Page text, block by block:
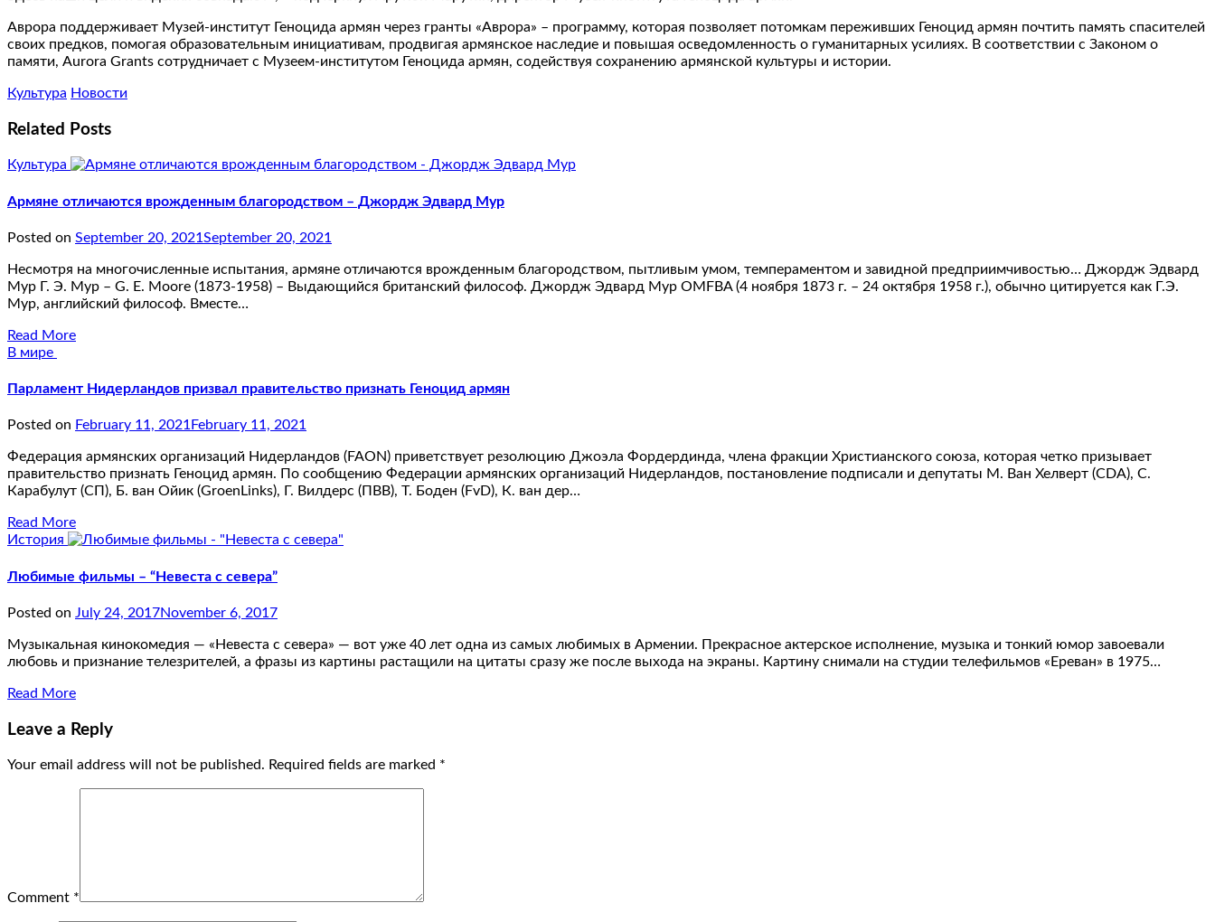
Аврора поддерживает Музей-институт Геноцида армян через гранты «Аврора» – программу, которая позволяет потомкам переживших Геноцид армян почтить память спасителей
своих предков, помогая образовательным инициативам, продвигая армянское наследие и повышая осведомленность о гуманитарных усилиях. В соответствии с Законом о
памяти, Aurora Grants сотрудничает с Музеем-институтом Геноцида армян, содействуя сохранению армянской культуры и истории.
Культура Новости
Related Posts
Культура
Армяне отличаются врожденным благородством – Джордж Эдвард Мур
Posted on September 20, 2021 September 20, 2021
Несмотря на многочисленные испытания, армяне отличаются врожденным благородством, пытливым умом, темпераментом и завидной предприимчивостью… Джордж Эдвард
Мур Г. Э. Мур – G. E. Moore (1873-1958) – Выдающийся британский философ. Джордж Эдвард Мур OMFBA (4 ноября 1873 г. – 24 октября 1958 г.), обычно цитируется как Г.Э.
Мур, английский философ. Вместе…
Read More
В мире
Парламент Нидерландов призвал правительство признать Геноцид армян
Posted on February 11, 2021February 11, 2021
Федерация армянских организаций Нидерландов (FAON) приветствует резолюцию Джоэла Фордердинда, члена фракции Христианского союза, которая четко призывает
правительство признать Геноцид армян. По сообщению Федерации армянских организаций Нидерландов, постановление подписали и депутаты М. Ван Хелверт (CDA), С.
Карабулут (СП), Б. ван Ойик (GroenLinks), Г. Вилдерс (ПВВ), Т. Боден (FvD), К. ван дер…
Read More
История
Любимые фильмы – “Невеста с севера”
Posted on July 24, 2017November 6, 2017
Музыкальная кинокомедия — «Невеста с севера» — вот уже 40 лет одна из самых любимых в Армении. Прекрасное актерское исполнение, музыка и тонкий юмор завоевали
любовь и признание телезрителей, а фразы из картины растащили на цитаты сразу же после выхода на экраны. Картину снимали на студии телефильмов «Ереван» в 1975…
Read More
Leave a Reply
Your email address will not be published. Required fields are marked *
Comment *